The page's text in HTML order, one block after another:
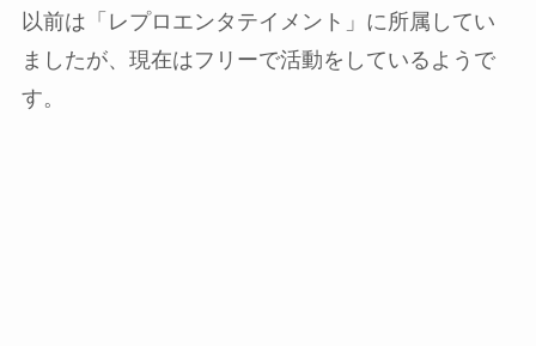
以前は「レプロエンタテイメント」に所属してい
ましたが、現在はフリーで活動をしているようで
す。